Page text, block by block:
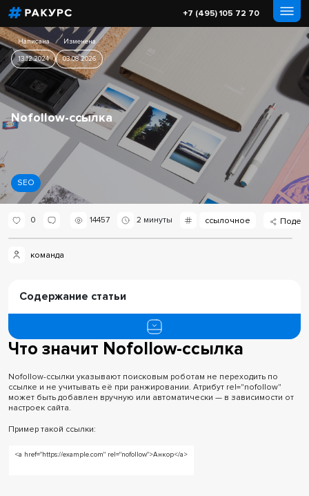
+7 (495) 105 72 70
Написана
13.12.2024
Изменена
03.08.2026
Nofollow-ссылка
SEO
0 14457 2 минуты ссылочное
команда
Содержание статьи
Что значит Nofollow-ссылка
Зачем нужен rel="nofollow"
Преимущества nofollow-ссылок
Заключение
Что значит Nofollow-ссылка
Nofollow-ссылки указывают поисковым роботам не переходить по
ссылке и не учитывать её при ранжировании. Атрибут rel="nofollow"
может быть добавлен вручную или автоматически — в зависимости от
настроек сайта.
Пример такой ссылки:
<a href="https://example.com" rel="nofollow">Анкор</a>